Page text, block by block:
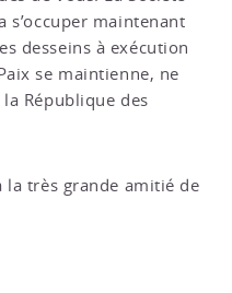
s’occuper maintenant
desseins à exécution
se maintienne, ne
République des
la très grande amitié de